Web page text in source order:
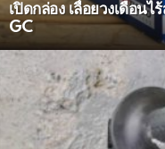
เปิดกล่อง เลื่อยวงเดือน
GC